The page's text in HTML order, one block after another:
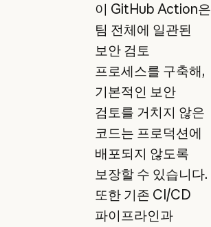
이 GitHub Action은
팀 전체에 일관된
보안 검토
프로세스를 구축해,
기본적인 보안
검토를 거치지 않은
코드는 프로덕션에
배포되지 않도록
보장할 수 있습니다.
또한 기존 CI/CD
파이프라인과